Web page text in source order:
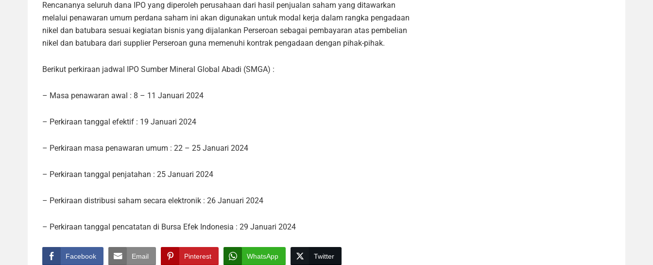
Rencananya seluruh dana IPO yang diperoleh perusahaan dari hasil penjualan saham yang ditawarkan
melalui penawaran umum perdana saham ini akan digunakan untuk modal kerja dalam rangka pengadaan
nikel dan batubara sesuai kegiatan bisnis yang dijalankan Perseroan sebagai pembayaran atas pembelian
nikel dan batubara dari supplier Perseroan guna memenuhi kontrak pengadaan dengan pihak-pihak.
Berikut perkiraan jadwal IPO Sumber Mineral Global Abadi (SMGA) :
– Masa penawaran awal : 8 – 11 Januari 2024
– Perkiraan tanggal efektif : 19 Januari 2024
– Perkiraan masa penawaran umum : 22 – 25 Januari 2024
– Perkiraan tanggal penjatahan : 25 Januari 2024
– Perkiraan distribusi saham secara elektronik : 26 Januari 2024
– Perkiraan tanggal pencatatan di Bursa Efek Indonesia : 29 Januari 2024
Facebook Email Pinterest WhatsApp Twitter